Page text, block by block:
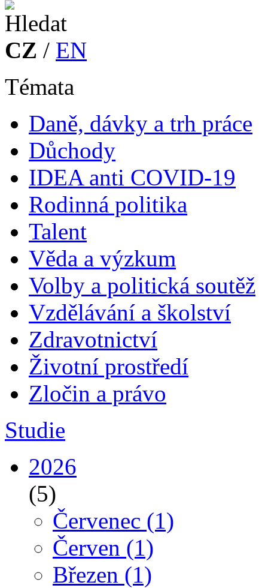
CZ / EN
Témata
Daně, dávky a trh práce
Důchody
IDEA anti COVID-19
Rodinná politika
Talent
Věda a výzkum
Volby a politická soutěž
Vzdělávání a školství
Zdravotnictví
Životní prostředí
Zločin a právo
Studie
2026
(5)
Červenec (1)
Červen (1)
Březen (1)